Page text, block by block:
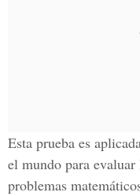
Esta prueba es
el mundo para evaluar
problemas